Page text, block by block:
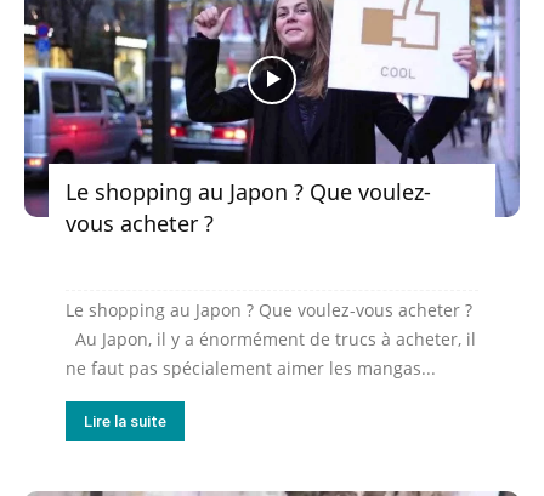
Le shopping au Japon ? Que voulez-
vous acheter ?
Le shopping au Japon ? Que voulez-vous acheter ?
Au Japon, il y a énormément de trucs à acheter, il
ne faut pas spécialement aimer les mangas...
Lire la suite